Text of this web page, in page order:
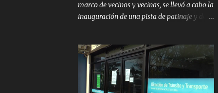
marco de vecinos y vecinas, se llevó a cabo la
inauguración de una pista de patinaje y de
con el apoyo del Fondo + Local que es
impulsado por el Programa Uruguay
Integra, de la Dirección de Descentralización
e Inversión Pública de OPP, así como aportes